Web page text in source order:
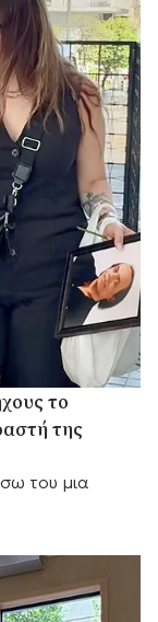
το
της
του μια